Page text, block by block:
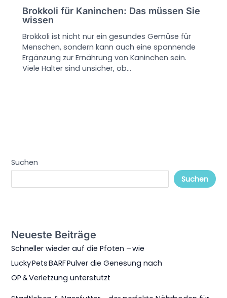
Brokkoli für Kaninchen: Das müssen Sie
wissen
Brokkoli ist nicht nur ein gesundes Gemüse für
Menschen, sondern kann auch eine spannende
Ergänzung zur Ernährung von Kaninchen sein.
Viele Halter sind unsicher, ob…
Suchen
Suchen
Neueste Beiträge
Schneller wieder auf die Pfoten – wie
Lucky Pets BARF Pulver die Genesung nach
OP & Verletzung unterstützt